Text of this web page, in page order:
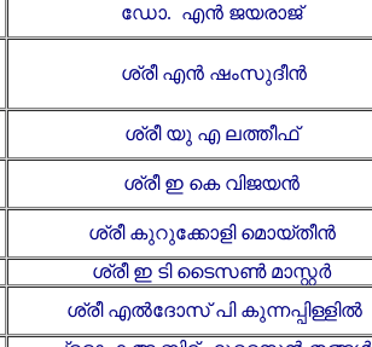
ഡോ. എൻ ജയരാജ്
ശ്രീ എൻ ഷംസുദീൻ
ശ്രീ യു എ ലത്തീഫ്
ശ്രീ ഇ കെ വിജയൻ
ശ്രീ കുറുക്കോളി മൊയ്തീൻ
ശ്രീ ഇ ടി ടൈസൺ മാസ്റ്റർ
ശ്രീ എൽദോസ് പി കുന്നപ്പിള്ളിൽ